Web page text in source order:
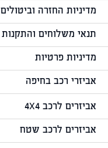
מדיניות החזרה וביטולים
תנאי משלוחים והתקנות
מדיניות פרטיות
אביזרי רכב בחיפה
אביזרים לרכב 4X4
אביזרים לרכב שטח